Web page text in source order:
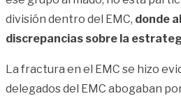
división dentro del EMC, donde
discrepancias sobre la
La fractura en el EMC se hizo
delegados del EMC abogaban